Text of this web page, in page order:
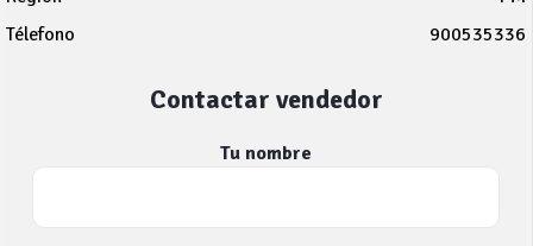
Télefono
900535336
Contactar vendedor
Tu nombre